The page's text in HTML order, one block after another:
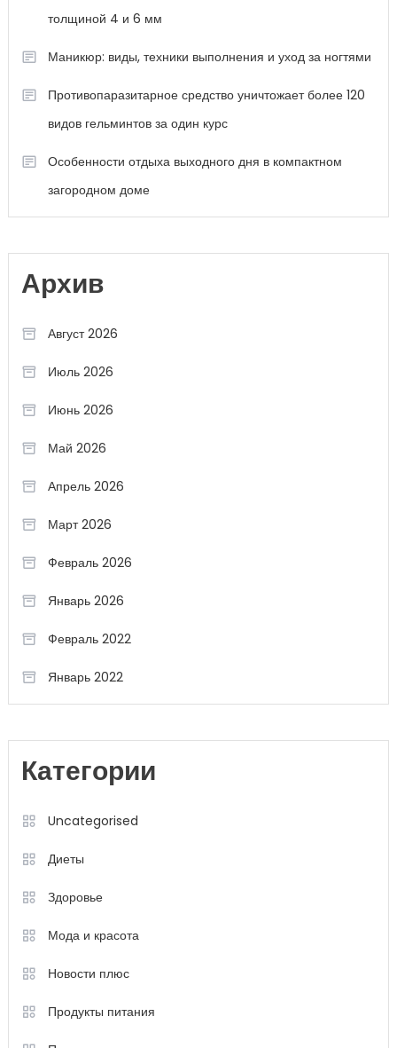
толщиной 4 и 6 мм
Маникюр: виды, техники выполнения и уход за ногтями
Противопаразитарное средство уничтожает более 120
видов гельминтов за один курс
Особенности отдыха выходного дня в компактном
загородном доме
Архив
Август 2026
Июль 2026
Июнь 2026
Май 2026
Апрель 2026
Март 2026
Февраль 2026
Январь 2026
Февраль 2022
Январь 2022
Категории
Uncategorised
Диеты
Здоровье
Мода и красота
Новости плюс
Продукты питания